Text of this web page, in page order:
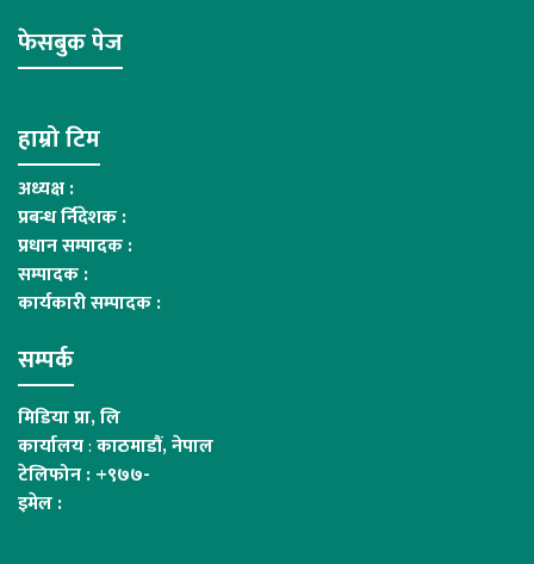
फेसबुक पेज
हाम्रो टिम
अध्यक्ष :
प्रबन्ध र्निदेशक :
प्रधान सम्पादक :
सम्पादक :
कार्यकारी सम्पादक :
सम्पर्क
मिडिया प्रा, लि
कार्यालय:काठमाडौं, नेपाल
टेलिफोन : +९७७-
इमेल :